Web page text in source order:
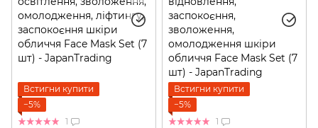
Встигни купити
−5%
1
Встигни купити
−5%
1